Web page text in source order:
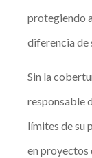
protegiendo
diferencia de
Sin la
responsable
límites de su
en proyectos